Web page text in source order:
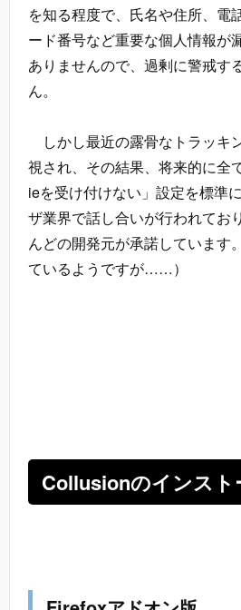
を知る程度で、氏名や住所、電
ード番号など重要な個人情報が
ありませんので、過剰に警戒す
ん。
しかし最近の露骨なトラッキ
視され、その結果、将来的に全
ieを受け付けない」設定を標準
ザ業界で話し合いが行われてお
んどの開発元が承諾しています
ているようですが……）
Collusionのインスト